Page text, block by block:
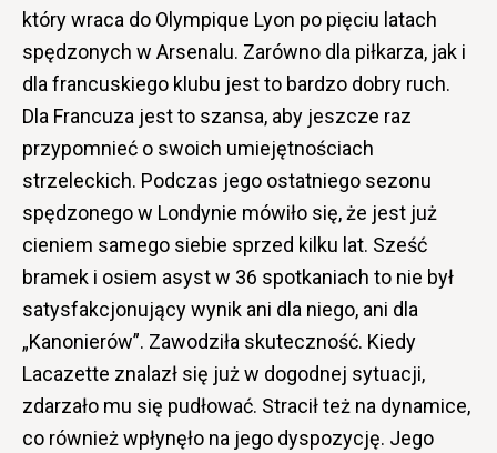
który wraca do Olympique Lyon po pięciu latach
spędzonych w Arsenalu. Zarówno dla piłkarza, jak i
dla francuskiego klubu jest to bardzo dobry ruch.
Dla Francuza jest to szansa, aby jeszcze raz
przypomnieć o swoich umiejętnościach
strzeleckich. Podczas jego ostatniego sezonu
spędzonego w Londynie mówiło się, że jest już
cieniem samego siebie sprzed kilku lat. Sześć
bramek i osiem asyst w 36 spotkaniach to nie był
satysfakcjonujący wynik ani dla niego, ani dla
„Kanonierów”. Zawodziła skuteczność. Kiedy
Lacazette znalazł się już w dogodnej sytuacji,
zdarzało mu się pudłować. Stracił też na dynamice,
co również wpłynęło na jego dyspozycję. Jego